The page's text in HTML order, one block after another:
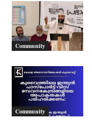
Community
Community